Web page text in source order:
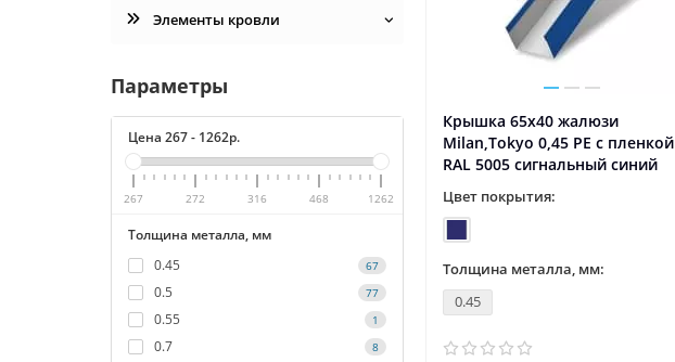
Элементы кровли
Параметры
Цена 267- 1262р.
267 272 316 468 1262
Толщина металла, мм
0.45
67
0.5 77
0.55 1
0.7 8
Крышка 65х40 жалюзи
Milan,Tokyo 0,45 PE с пленкой
RAL 5005 сигнальный синий
Цвет покрытия:
Толщина металла, мм:
0.45